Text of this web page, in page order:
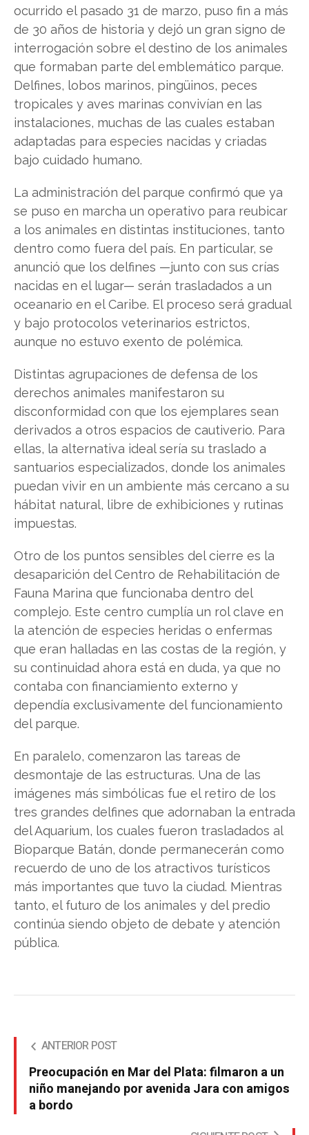
ocurrido el pasado 31 de marzo, puso fin a más
de 30 años de historia y dejó un gran signo de
interrogación sobre el destino de los animales
que formaban parte del emblemático parque.
Delfines, lobos marinos, pingüinos, peces
tropicales y aves marinas convivían en las
instalaciones, muchas de las cuales estaban
adaptadas para especies nacidas y criadas
bajo cuidado humano.
La administración del parque confirmó que ya
se puso en marcha un operativo para reubicar
a los animales en distintas instituciones, tanto
dentro como fuera del país. En particular, se
anunció que los delfines —junto con sus crías
nacidas en el lugar— serán trasladados a un
oceanario en el Caribe. El proceso será gradual
y bajo protocolos veterinarios estrictos,
aunque no estuvo exento de polémica.
Distintas agrupaciones de defensa de los
derechos animales manifestaron su
disconformidad con que los ejemplares sean
derivados a otros espacios de cautiverio. Para
ellas, la alternativa ideal sería su traslado a
santuarios especializados, donde los animales
puedan vivir en un ambiente más cercano a su
hábitat natural, libre de exhibiciones y rutinas
impuestas.
Otro de los puntos sensibles del cierre es la
desaparición del Centro de Rehabilitación de
Fauna Marina que funcionaba dentro del
complejo. Este centro cumplía un rol clave en
la atención de especies heridas o enfermas
que eran halladas en las costas de la región, y
su continuidad ahora está en duda, ya que no
contaba con financiamiento externo y
dependía exclusivamente del funcionamiento
del parque.
En paralelo, comenzaron las tareas de
desmontaje de las estructuras. Una de las
imágenes más simbólicas fue el retiro de los
tres grandes delfines que adornaban la entrada
del Aquarium, los cuales fueron trasladados al
Bioparque Batán, donde permanecerán como
recuerdo de uno de los atractivos turísticos
más importantes que tuvo la ciudad. Mientras
tanto, el futuro de los animales y del predio
continúa siendo objeto de debate y atención
pública.
ANTERIOR POST
Preocupación en Mar del Plata: filmaron a un
niño manejando por avenida Jara con amigos
a bordo